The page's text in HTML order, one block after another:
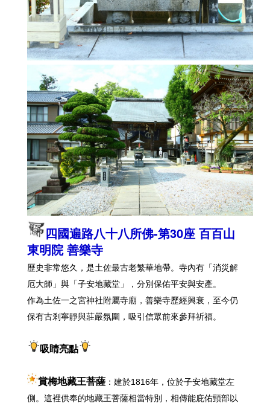
四國遍路八十八所佛-第30座 百百山
東明院 善樂寺
歷史非常悠久，是土佐最古老繁華地帶。寺內有「消災解
厄大師」與「子安地藏堂」，分別保佑平安與安產。
作為土佐一之宮神社附屬寺廟，善樂寺歷經興衰，至今仍
保有古剎寧靜與莊嚴氛圍，吸引信眾前來參拜祈福。
吸睛亮點
賞梅地藏王菩薩：建於1816年，位於子安地藏堂左
側。這裡供奉的地藏王菩薩相當特別，相傳能庇佑頸部以